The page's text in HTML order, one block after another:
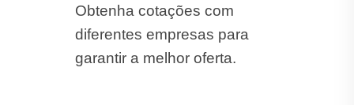
Obtenha cotações com
diferentes empresas para
garantir a melhor oferta.